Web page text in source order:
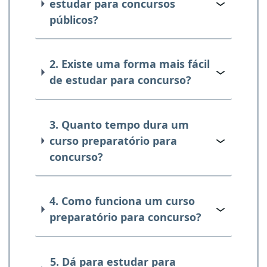
estudar para concursos
públicos?
2. Existe uma forma mais fácil
de estudar para concurso?
3. Quanto tempo dura um
curso preparatório para
concurso?
4. Como funciona um curso
preparatório para concurso?
5. Dá para estudar para